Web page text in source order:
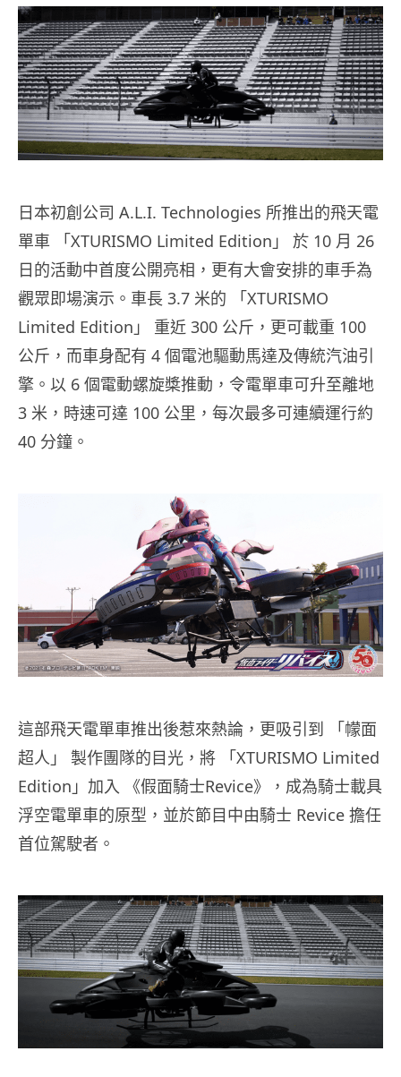
日本初創公司 A.L.I. Technologies 所推出的飛天電
單車 「XTURISMO Limited Edition」 於 10 月 26
日的活動中首度公開亮相，更有大會安排的車手為
觀眾即場演示。車長 3.7 米的 「XTURISMO
Limited Edition」 重近 300 公斤，更可載重 100
公斤，而車身配有 4 個電池驅動馬達及傳統汽油引
擎。以 6 個電動螺旋槳推動，令電單車可升至離地
3 米，時速可達 100 公里，每次最多可連續運行約
40 分鐘。
這部飛天電單車推出後惹來熱論，更吸引到 「幪面
超人」 製作團隊的目光，將 「XTURISMO Limited
Edition」加入 《假面騎士Revice》，成為騎士載具
浮空電單車的原型，並於節目中由騎士 Revice 擔任
首位駕駛者。